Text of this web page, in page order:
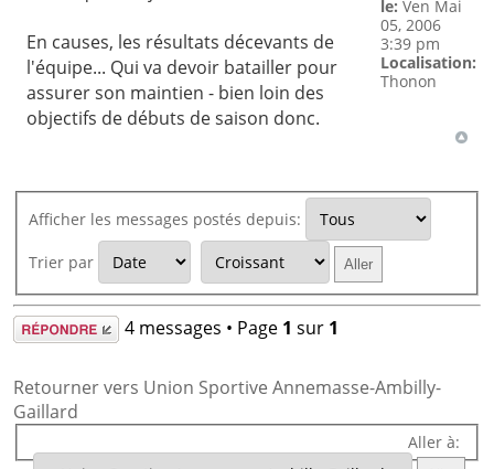
En causes, les résultats décevants de
l'équipe... Qui va devoir batailler pour
assurer son maintien - bien loin des
objectifs de débuts de saison donc.
le: Ven Mai
05, 2006
3:39 pm
Localisation:
Thonon
Afficher les messages postés depuis:
Trier par
Répondre 4 messages • Page 1 sur 1
Retourner vers Union Sportive Annemasse-Ambilly-
Gaillard
Aller à: